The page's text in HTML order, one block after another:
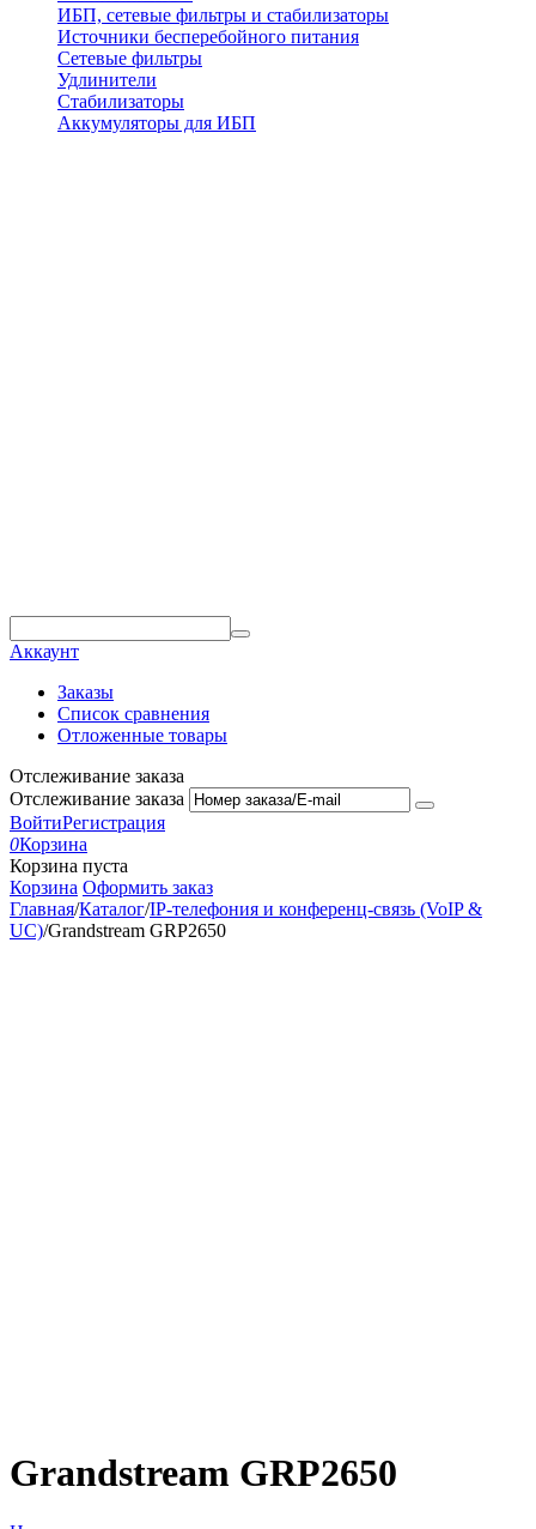
ИБП, сетевые фильтры и стабилизаторы
Источники бесперебойного питания
Сетевые фильтры
Удлинители
Стабилизаторы
Аккумуляторы для ИБП
Аккаунт
Заказы
Список сравнения
Отложенные товары
Отслеживание заказа
Отслеживание заказа
ВойтиРегистрация
0Корзина
Корзина пуста
Корзина Оформить заказ
Главная/Каталог/IP-телефония и конференц-связь (VoIP &
UC)/Grandstream GRP2650
Grandstream GRP2650